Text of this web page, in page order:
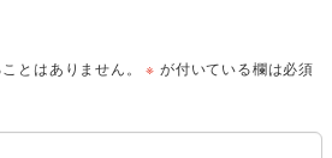
とはありません。 ※ が付いている欄は必須